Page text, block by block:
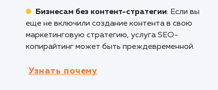
взаимодействие с пользователями:
Оптимизированный контент не только
в ранжировании, но и увлекает аудиторию,